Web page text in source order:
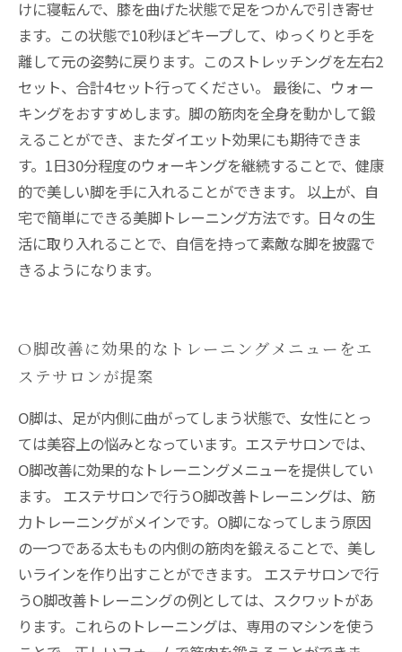
けに寝転んで、膝を曲げた状態で足をつかんで引き寄せ
ます。この状態で10秒ほどキープして、ゆっくりと手を
離して元の姿勢に戻ります。このストレッチングを左右2
セット、合計4セット行ってください。 最後に、ウォー
キングをおすすめします。脚の筋肉を全身を動かして鍛
えることができ、またダイエット効果にも期待できま
す。1日30分程度のウォーキングを継続することで、健康
的で美しい脚を手に入れることができます。 以上が、自
宅で簡単にできる美脚トレーニング方法です。日々の生
活に取り入れることで、自信を持って素敵な脚を披露で
きるようになります。
O脚改善に効果的なトレーニングメニューをエ
ステサロンが提案
O脚は、足が内側に曲がってしまう状態で、女性にとっ
ては美容上の悩みとなっています。エステサロンでは、
O脚改善に効果的なトレーニングメニューを提供してい
ます。 エステサロンで行うO脚改善トレーニングは、筋
力トレーニングがメインです。O脚になってしまう原因
の一つである太ももの内側の筋肉を鍛えることで、美し
いラインを作り出すことができます。 エステサロンで行
うO脚改善トレーニングの例としては、スクワットがあ
ります。これらのトレーニングは、専用のマシンを使う